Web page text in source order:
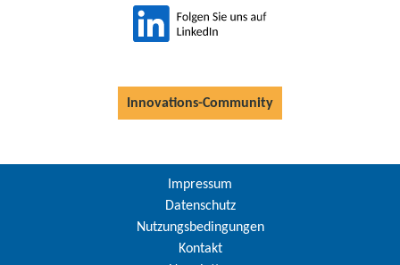
Innovations-Community
Impressum
Datenschutz
Nutzungsbedingungen
Kontakt